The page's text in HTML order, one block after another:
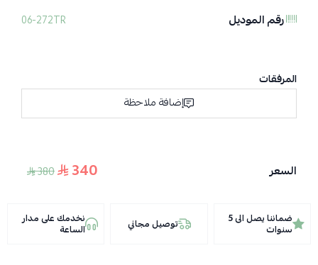
رقم الموديل 06-272TR
المرفقات
إضافة ملاحظة
السعر 340
380
ضماننا يصل الى 5
سنوات توصيل مجاني نخدمك على مدار
الساعة